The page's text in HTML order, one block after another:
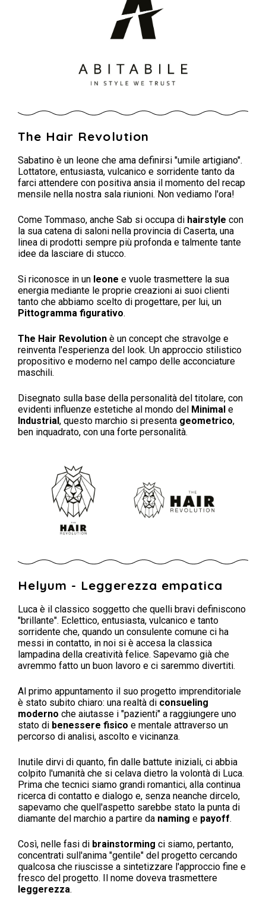
The Hair Revolution
Sabatino è un leone che ama definirsi "umile artigiano".
Lottatore, entusiasta, vulcanico e sorridente tanto da
farci attendere con positiva ansia il momento del recap
mensile nella nostra sala riunioni. Non vediamo l'ora!
Come Tommaso, anche Sab si occupa di hairstyle con
la sua catena di saloni nella provincia di Caserta, una
linea di prodotti sempre più profonda e talmente tante
idee da lasciare di stucco.
Si riconosce in un leone e vuole trasmettere la sua
energia mediante le proprie creazioni ai suoi clienti
tanto che abbiamo scelto di progettare, per lui, un
Pittogramma figurativo.
The Hair Revolution è un concept che stravolge e
reinventa l'esperienza del look. Un approccio stilistico
propositivo e moderno nel campo delle acconciature
maschili.
Disegnato sulla base della personalità del titolare, con
evidenti influenze estetiche al mondo del Minimal e
Industrial, questo marchio si presenta geometrico,
ben inquadrato, con una forte personalità.
Helyum - Leggerezza empatica
Luca è il classico soggetto che quelli bravi definiscono
"brillante". Eclettico, entusiasta, vulcanico e tanto
sorridente che, quando un consulente comune ci ha
messi in contatto, in noi si è accesa la classica
lampadina della creatività felice. Sapevamo già che
avremmo fatto un buon lavoro e ci saremmo divertiti.
Al primo appuntamento il suo progetto imprenditoriale
è stato subito chiaro: una realtà di consueling
moderno che aiutasse i "pazienti" a raggiungere uno
stato di benessere fisico e mentale attraverso un
percorso di analisi, ascolto e vicinanza.
Inutile dirvi di quanto, fin dalle battute iniziali, ci abbia
colpito l'umanità che si celava dietro la volontà di Luca.
Prima che tecnici siamo grandi romantici, alla continua
ricerca di contatto e dialogo e, senza neanche dircelo,
sapevamo che quell'aspetto sarebbe stato la punta di
diamante del marchio a partire da naming e payoff.
Così, nelle fasi di brainstorming ci siamo, pertanto,
concentrati sull'anima "gentile" del progetto cercando
qualcosa che riuscisse a sintetizzare l'approccio fine e
fresco del progetto. Il nome doveva trasmettere
leggerezza.